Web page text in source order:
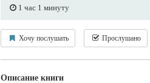
1 час 1 минуту
Хочу послушать Прослушано
Описание книги